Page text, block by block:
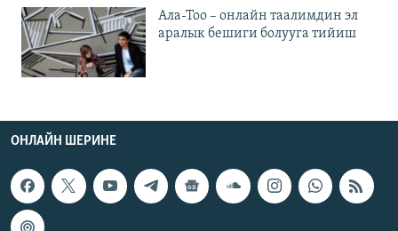
Ала-Тоо – онлайн таалимдин эл
аралык бешиги болууга тийиш
ОНЛАЙН ШЕРИНЕ